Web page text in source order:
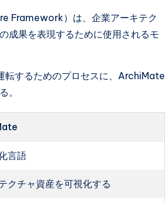
Framework）は、企業アーキテク
成果を表現するために使用されるモ
転するためのプロセスに、ArchiMate
。
言語
クチャ資産を可視化する